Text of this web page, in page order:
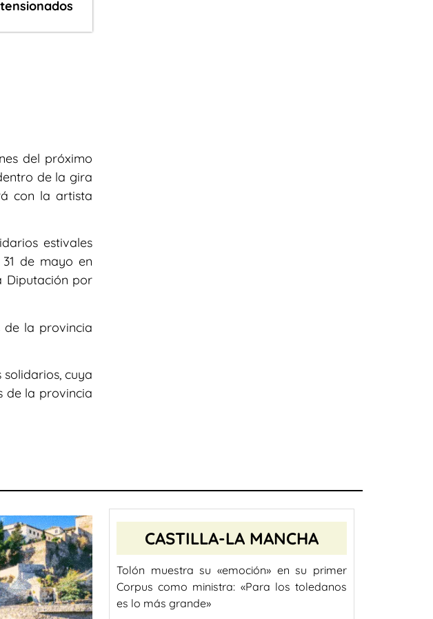
del próximo
de la gira
con la artista
estivales
de mayo en
Diputación por
de la provincia
cuya
de la provincia
CASTILLA-LA MANCHA
Tolón muestra su «emoción» en su primer
Corpus como ministra: «Para los toledanos
es lo más grande»